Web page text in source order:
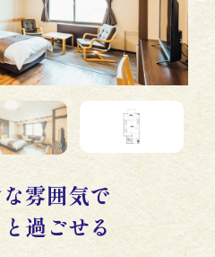
雰囲気で
過ごせる